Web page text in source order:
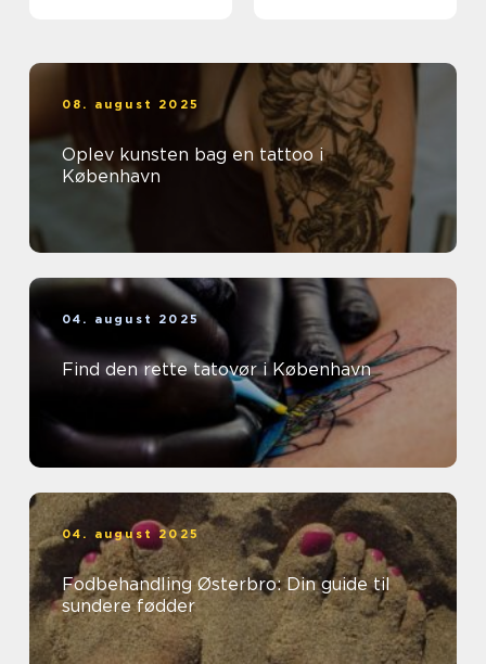
08. august 2025
Oplev kunsten bag en tattoo i
København
04. august 2025
Find den rette tatovør i København
04. august 2025
Fodbehandling Østerbro: Din guide til
sundere fødder